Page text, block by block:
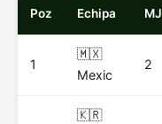
Poz Echipa MJ
1
🇲🇽
Mexic
2
🇰🇷